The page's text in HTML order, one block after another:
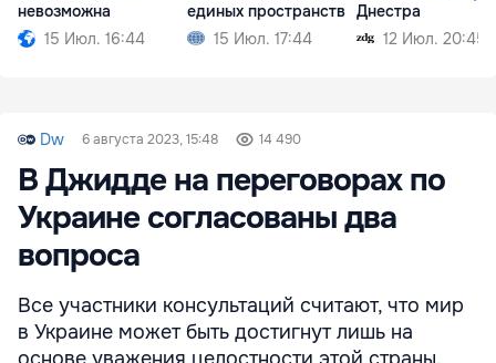
невозможна
15 Июл. 16:44
единых пространств
15 Июл. 17:44
Днестра
12 Июл. 20:45
Dw 6 августа 2023, 15:48 14 490
В Джидде на переговорах по
Украине согласованы два
вопроса
Все участники консультаций считают, что мир
в Украине может быть достигнут лишь на